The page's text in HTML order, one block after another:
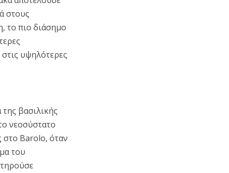
στους
το πιο διάσημο
υψηλότερες
βασιλικής
νεοσύστατο
στο Barolo, όταν
του